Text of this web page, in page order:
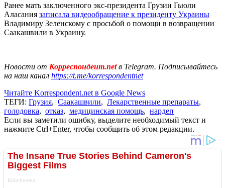
Ранее мать заключенного экс-президента Грузии Гьюли
Аласания записала видеообращение к президенту Украины
Владимиру Зеленскому с просьбой о помощи в возвращении
Саакашвили в Украину.
Новости от Корреспондент.netв Telegram. Подписывайтесь
на наш канал https://t.me/korrespondentnet
Читайте Korrespondent.net в Google News
ТЕГИ: Грузия, Саакашвили, Лекарственные препараты,
голодовка, отказ, медицинская помощь, нардеп
Если вы заметили ошибку, выделите необходимый текст и
нажмите Ctrl+Enter, чтобы сообщить об этом редакции.